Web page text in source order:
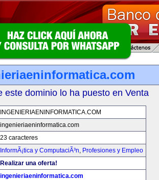
este dominio lo ha puesto en Venta
INGENIERIAENINFORMATICA.COM
ingenieriaeninformatica.com
23 caracteres
InformÃ¡tica y ComputaciÃ³n, Profesiones y Empleo
Realizar una oferta!
ingenieriaeninformatica.com